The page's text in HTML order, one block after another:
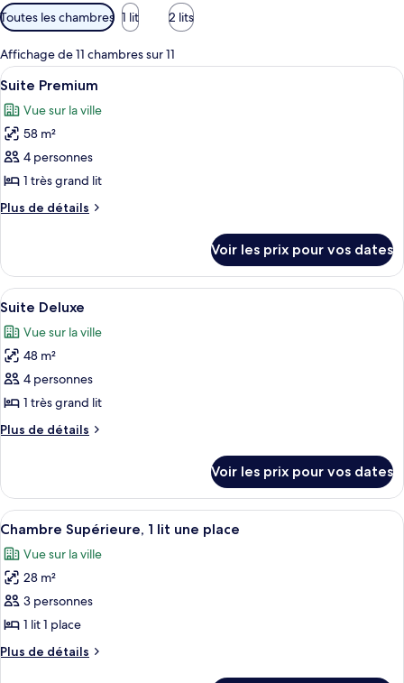
Filtres
disponibles
pour
les
chambres
Toutes les chambres 1 lit 2 lits
Affichage de 11 chambres sur 11
Afficher
toutes
les
photos
pour
ce
type
de
Suite
Premium
Une chambre d’hôtel moderne,
4
Suite Premium
Vue sur la ville
58 m²
4 personnes
1 très grand lit
Plus de détails
Plus
le
type
de
Suite
Premium
Voir les prix pour vos dates
Afficher
toutes
les
photos
pour
ce
type
de
Suite
Deluxe
Une chambre d’hôtel moderne
2
Suite Deluxe
Vue sur la ville
48 m²
4 personnes
1 très grand lit
Plus de détails
Plus
le
type
de
Suite
Deluxe
Voir les prix pour vos dates
Afficher
toutes
les
photos
pour
ce
type
de
Une chambre d’hôtel avec deux
4
Chambre Supérieure, 1 lit une place
Vue sur la ville
28 m²
3 personnes
1 lit 1 place
Plus de détails
Plus